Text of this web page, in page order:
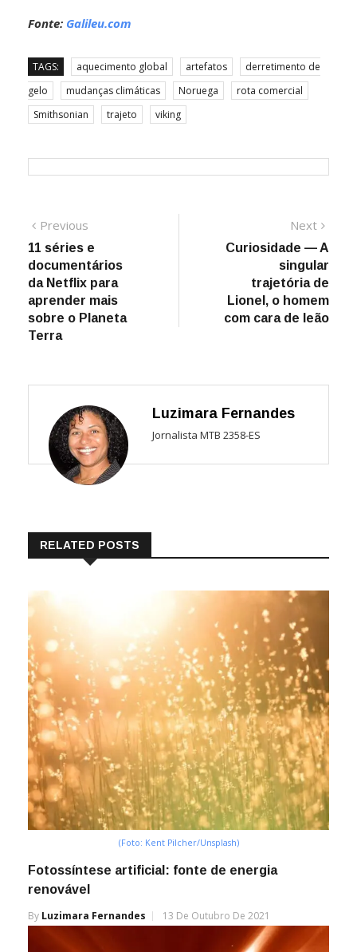
Fonte: Galileu.com
TAGS: aquecimento global artefatos
derretimento de
gelo
mudanças climáticas Noruega
rota comercial
Smithsonian
trajeto viking
Navegação
de
Post
Previous
post:
11 séries e
documentários
da Netflix para
aprender mais
sobre o Planeta
Terra
Next
Curiosidade — A
singular
trajetória de
Lionel, o homem
com cara de leão
Luzimara Fernandes
Jornalista MTB 2358-ES
RELATED POSTS
(Foto: Kent Pilcher/Unsplash)
Fotossíntese artificial: fonte de energia
renovável
By Luzimara Fernandes 13 De Outubro De 2021